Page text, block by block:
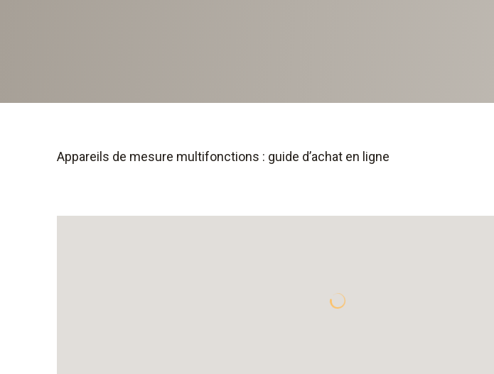
Appareils de mesure multifonctions : guide d’achat en ligne